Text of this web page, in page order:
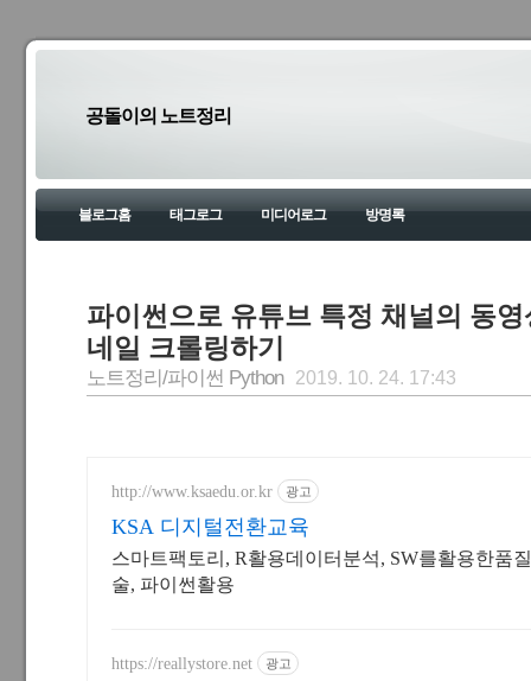
공돌이의 노트정리
블로그홈 태그로그 미디어로그 방명록
파이썬으로 유튜브 특정 채널의 동
네일 크롤링하기
노트정리/파이썬 Python 2019. 10. 24. 17:43
http://www.ksaedu.or.kr 광고
KSA 디지털전환교육
스마트팩토리, R활용데이터분석, SW를활용한품
술, 파이썬활용
https://reallystore.net 광고